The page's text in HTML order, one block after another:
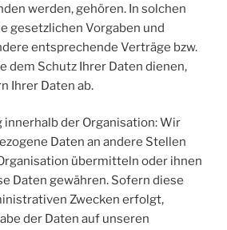
werden, gehören. In solchen
gesetzlichen Vorgaben und
entsprechende Verträge bzw.
dem Schutz Ihrer Daten dienen,
Ihrer Daten ab.
der Organisation: Wir
Daten an andere Stellen
übermitteln oder ihnen
Daten gewähren. Sofern diese
Zwecken erfolgt,
der Daten auf unseren